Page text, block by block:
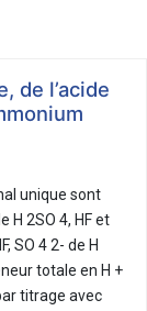
de l’acide
unique sont
H 2SO 4, HF et
SO 4 2- de H
totale en H +
titrage avec